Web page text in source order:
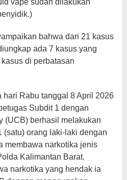
vape sudah dilakukan
bahwa dari 21 kasus
ada 7 kasus yang
di perbatasan
hari Rabu tanggal 8 April 2026
Subdit 1 dengan
(UCB) berhasil melakukan
(satu) orang laki-laki dengan
membawa narkotika jenis
Kalimantan Barat.
narkotika yang hendak ia